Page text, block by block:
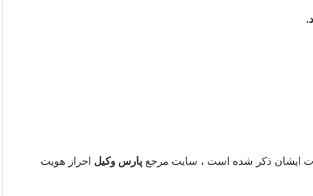
ایشان ذکر شده است ، سایت مرجع پارس وکیل احراز هویت